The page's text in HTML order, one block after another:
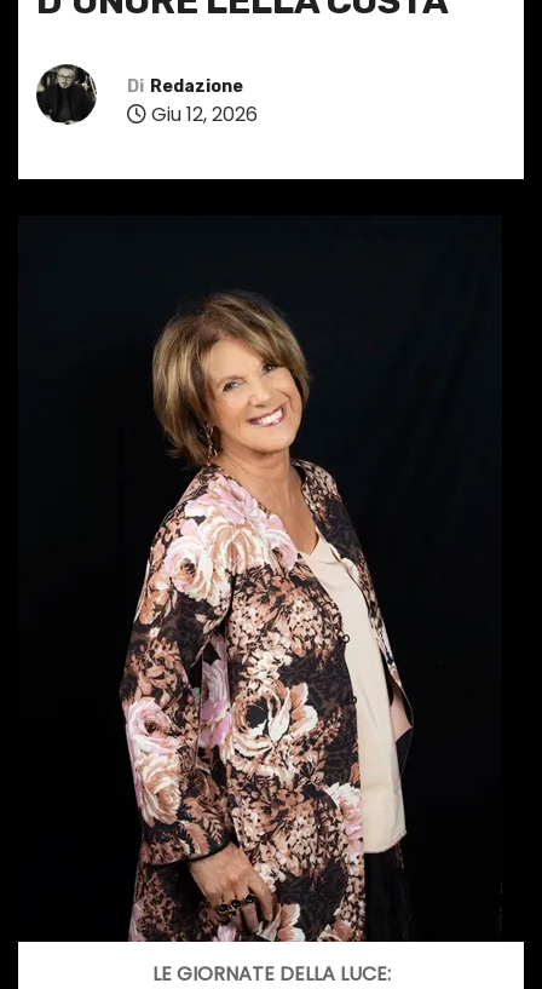
Di Redazione
Giu 12, 2026
LE GIORNATE DELLA LUCE: